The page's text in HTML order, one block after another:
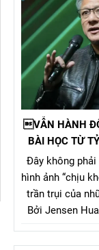
nhà, làm
VẪN HÀNH
BÀI HỌC TỪ
Đây không
hình ảnh “chịu
trần trụi của
Bởi Jensen
giá quá nhiều: